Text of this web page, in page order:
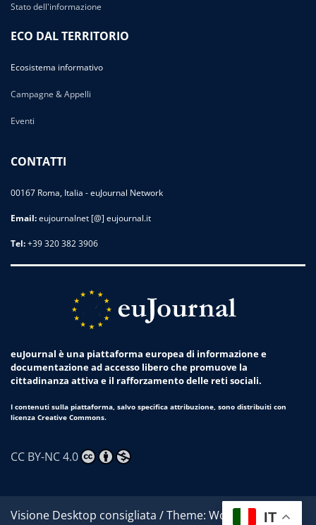
Stato dell'informazione
ECO DAL TERRITORIO
Ecosistema informativo
Campagne & Appelli
Eventi
CONTATTI
00167 Roma, Italia - euJournal Network
Email:eujournalnet [@] eujournal.it
Tel:+39 320 382 3906
euJournal è una piattaforma europea di informazione e
documentazione ad accesso libero che promuove la
cittadinanza attiva e il rafforzamento delle reti sociali.
I contenuti sulla piattaforma, salvo specifica attribuzione, sono distribuiti con
licenza Creative Commons.
CC BY-NC 4.0
Visione Desktop consigliata / Theme: Worldwide News
IT